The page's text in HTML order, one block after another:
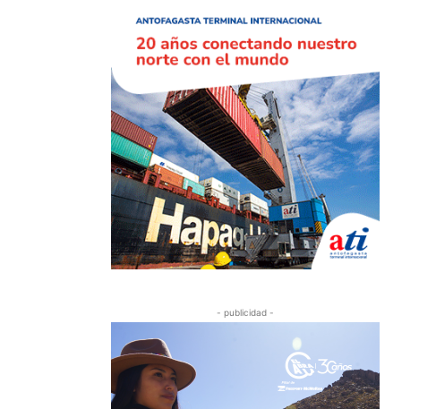
- publicidad -